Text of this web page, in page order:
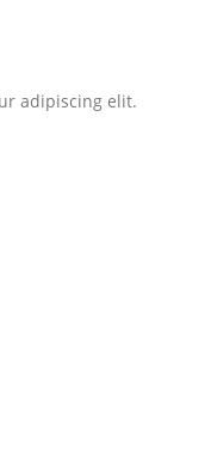
adipiscing elit.